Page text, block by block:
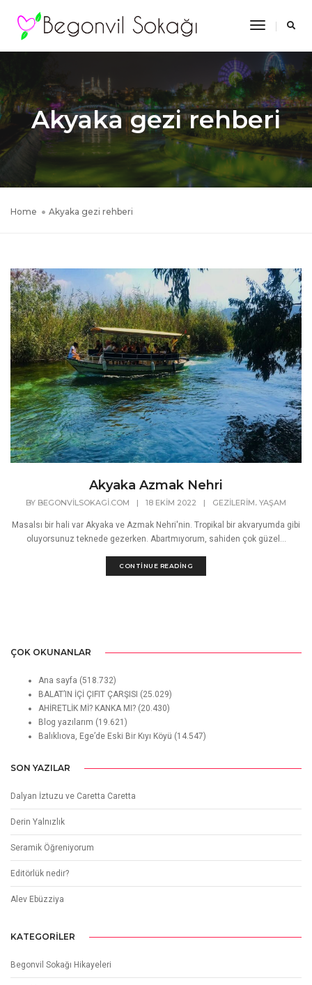
Toggle
Akyaka gezi rehberi
Home Akyaka gezi rehberi
Akyaka Azmak Nehri
BY BEGONVILSOKAGI.COM | 18 EKIM 2022 | GEZILERIM YAŞAM
Masalsı bir hali var Akyaka ve Azmak Nehri'nin. Tropikal bir akvaryumda gibi
oluyorsunuz teknede gezerken. Abartmıyorum, sahiden çok güzel...
CONTINUE READING
ÇOK OKUNANLAR
Ana sayfa (518.732)
BALAT’IN İÇİ ÇIFIT ÇARŞISI (25.029)
AHİRETLİK Mİ? KANKA MI? (20.430)
Blog yazılarım (19.621)
Balıklıova, Ege’de Eski Bir Kıyı Köyü (14.547)
SON YAZILAR
Dalyan İztuzu ve Caretta Caretta
Derin Yalnızlık
Seramik Öğreniyorum
Editörlük nedir?
Alev Ebüzziya
KATEGORILER
Begonvil Sokağı Hikayeleri